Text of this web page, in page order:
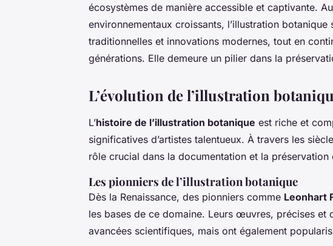
écosystèmes de manière accessible et captivante.
environnementaux croissants, l’illustration
traditionnelles et innovations modernes, tout en
générations. Elle demeure un pilier dans la
L’évolution de l’illustration
L’histoire de l’illustration botanique est riche et
significatives d’artistes talentueux. À travers les
rôle crucial dans la documentation et la
Les pionniers de l’illustration botanique
Dès la Renaissance, des pionniers comme Leonhart
les bases de ce domaine. Leurs œuvres, précises et
avancées scientifiques, mais ont également